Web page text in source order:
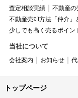
査定相談実績
不動産の
不動産売却方法「仲介」
少しでも高く売るポイン
当社について
会社案内 お知らせ
トップページ